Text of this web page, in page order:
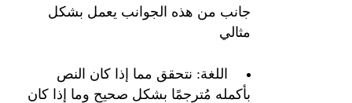
جانب من هذه الجوانب يعمل بشكل
مثالي
اللغة: نتحقق مما إذا كان النص
بأكمله مُترجمًا بشكل صحيح وما إذا كان